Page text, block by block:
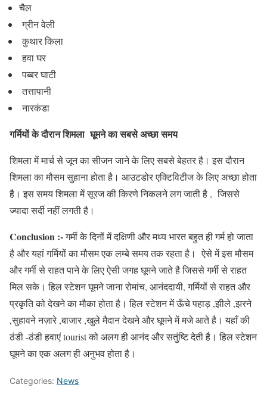
चैल
ग्रीन वेली
कुथार किला
हवा घर
पब्बर घाटी
तत्तापानी
नारकंडा
गर्मियों के दौरानशिमला घूमने का सबसे अच्छा समय
शिमला में मार्च से जून का सीजन जाने के लिए सबसे बेहतर है। इस दौरान
शिमला का मौसम सुहाना होता है। आउटडोर एक्टिविटीज के लिए अच्छा होता
है। इस समय शिमला में सूरज की किरणे निकलने लग जाती है , जिससे
ज्यादा सर्दी नहीं लगती है।
Conclusion :-गर्मी के दिनों में दक्षिणी और मध्य भारत बहुत ही गर्म हो जाता
है और यहां गर्मियों का मौसम एक लम्बे समय तक रहता है। ऐसे में इस मौसम
और गर्मी से राहत पाने के लिए ऐसी जगह घूमने जाते है जिससे गर्मी से राहत
मिल सके। हिल स्टेशन घूमने जाना रोमांच, आनंददायी, गर्मियों से राहत और
प्रकृति को देखने का मौका होता है। हिल स्टेशन में ऊँचे पहाड़ ,झीले ,झरने
,सुहावने नज़ारे ,बाजार ,खुले मैदान देखने और घूमने में मजे आते है। यहाँ की
ठंडी -ठंडी हवाएं tourist को अलग ही आनंद और सतुंष्टि देती है। हिल स्टेशन
घूमने का एक अलग ही अनुभव होता है।
Categories: News